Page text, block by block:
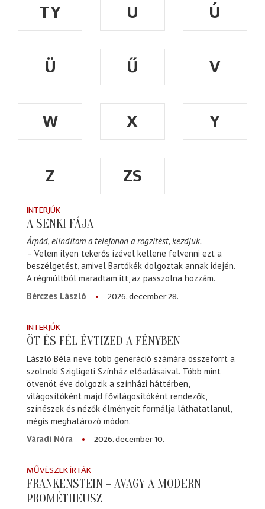
TY
U
Ú
Ü
Ű
V
W
X
Y
Z
ZS
INTERJÚK
A SENKI FÁJA
Árpád, elindítom a telefonon a rögzítést, kezdjük.
– Velem ilyen tekerős izével kellene felvenni ezt a
beszélgetést, amivel Bartókék dolgoztak annak idején.
A régmúltból maradtam itt, az passzolna hozzám.
Bérczes László
2026. december 28.
INTERJÚK
ÖT ÉS FÉL ÉVTIZED A FÉNYBEN
László Béla neve több generáció számára összeforrt a
szolnoki Szigligeti Színház előadásaival. Több mint
ötvenöt éve dolgozik a színházi háttérben,
világosítóként majd fővilágosítóként rendezők,
színészek és nézők élményeit formálja láthatatlanul,
mégis meghatározó módon.
Váradi Nóra
2026. december 10.
MŰVÉSZEK ÍRTÁK
FRANKENSTEIN – AVAGY A MODERN
PROMÉTHEUSZ